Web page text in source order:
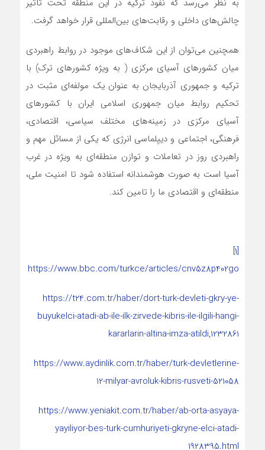
به نظر می‌رسد که نفوذ ترکیه در این منطقه تحت تأثیر
چالش‌های داخلی و رقابت‌های بین‌المللی قرار خواهد گرفت.
همچنین می‌توان از این شکاف‌های موجود در روابط راهبردی
میان کشورهای آسیای مرکزی ( به ویژه کشورهای ترک) با
ترکیه و جمهوری آذربایجان به عنوان یک مولفه‌ای مثبت در
تحکیم روابط میان جمهوری اسلامی ایران با کشورهای
آسیای مرکزی در زمینه‌های مختلف سیاسی، اقتصادی،
فرهنگی، اجتماعی و دیپلماسی انرژی که یکی از مسائل مهم و
راهبردی روز در تعاملات و توازن منطقه‌ای به ویژه در غرب
آسیا است به صورت هوشمندانه استفاده شود تا امنیت ملی،
منطقه‌ای و اقتصادی ما را تامین کند.
[۱]
https://www.bbc.com/turkce/articles/cnv5z8p402go
https://t24.com.tr/haber/dort-turk-devleti-gkry-ye-
buyukelci-atadi-ab-ile-ilk-zirvede-kibris-ile-ilgili-hangi-
kararlarin-altina-imza-atildi,1232861
https://www.aydinlik.com.tr/haber/turk-devletlerine-
12-milyar-avroluk-kibris-rusveti-521058
https://www.yeniakit.com.tr/haber/ab-orta-asyaya-
yayiliyor-bes-turk-cumhuriyeti-gkryne-elci-atadi-
1928395.html